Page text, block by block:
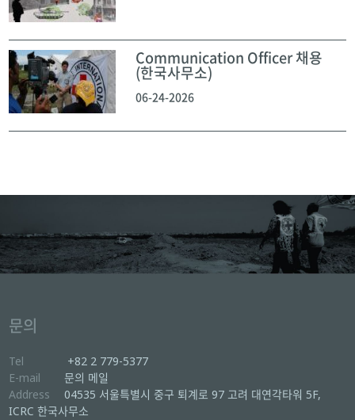
Communication Officer 채용
(한국사무소)
06-24-2026
문의
Tel
+82 2 779-5377
E-mail
문의 메일
Address
04535 서울특별시 중구 퇴계로 97 고려 대연각타워 5F,
ICRC 한국사무소